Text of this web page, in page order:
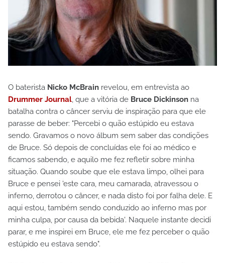
O baterista Nicko McBrain revelou, em entrevista ao
Drummer Journal, que a vitória de Bruce Dickinson na
batalha contra o câncer serviu de inspiração para que ele
parasse de beber: "Percebi o quão estúpido eu estava
sendo. Gravamos o novo álbum sem saber das condições
de Bruce. Só depois de concluídas ele foi ao médico e
ficamos sabendo, e aquilo me fez refletir sobre minha
situação. Quando soube que ele estava limpo, olhei para
Bruce e pensei 'este cara, meu camarada, atravessou o
inferno, derrotou o câncer, e nada disto foi por falha dele. E
aqui estou, também sendo conduzido ao inferno mas por
minha culpa, por causa da bebida'. Naquele instante decidi
parar, e me inspirei em Bruce, ele me fez perceber o quão
estúpido eu estava sendo".